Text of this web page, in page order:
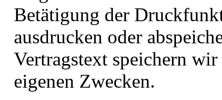
Betätigung der
ausdrucken oder
Vertragstext speichern
eigenen Zwecken.